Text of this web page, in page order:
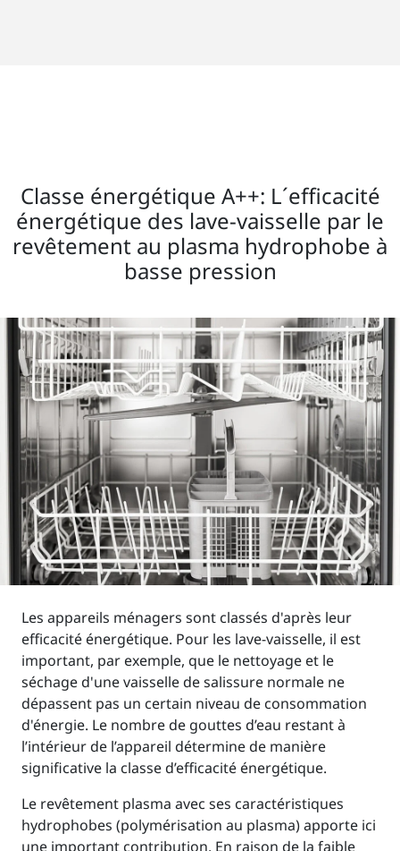
Classe énergétique A++: L´efficacité
énergétique des lave-vaisselle par le
revêtement au plasma hydrophobe à
basse pression
Les appareils ménagers sont classés d'après leur
efficacité énergétique. Pour les lave-vaisselle, il est
important, par exemple, que le nettoyage et le
séchage d'une vaisselle de salissure normale ne
dépassent pas un certain niveau de consommation
d'énergie. Le nombre de gouttes d’eau restant à
l’intérieur de l’appareil détermine de manière
significative la classe d’efficacité énergétique.
Le revêtement plasma avec ses caractéristiques
hydrophobes (polymérisation au plasma) apporte ici
une important contribution. En raison de la faible